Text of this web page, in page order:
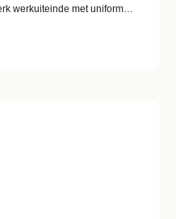
werkuiteinde met uniforme